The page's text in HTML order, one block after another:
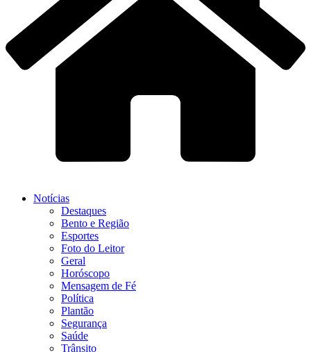
Notícias
Destaques
Bento e Região
Esportes
Foto do Leitor
Geral
Horóscopo
Mensagem de Fé
Política
Plantão
Segurança
Saúde
Trânsito